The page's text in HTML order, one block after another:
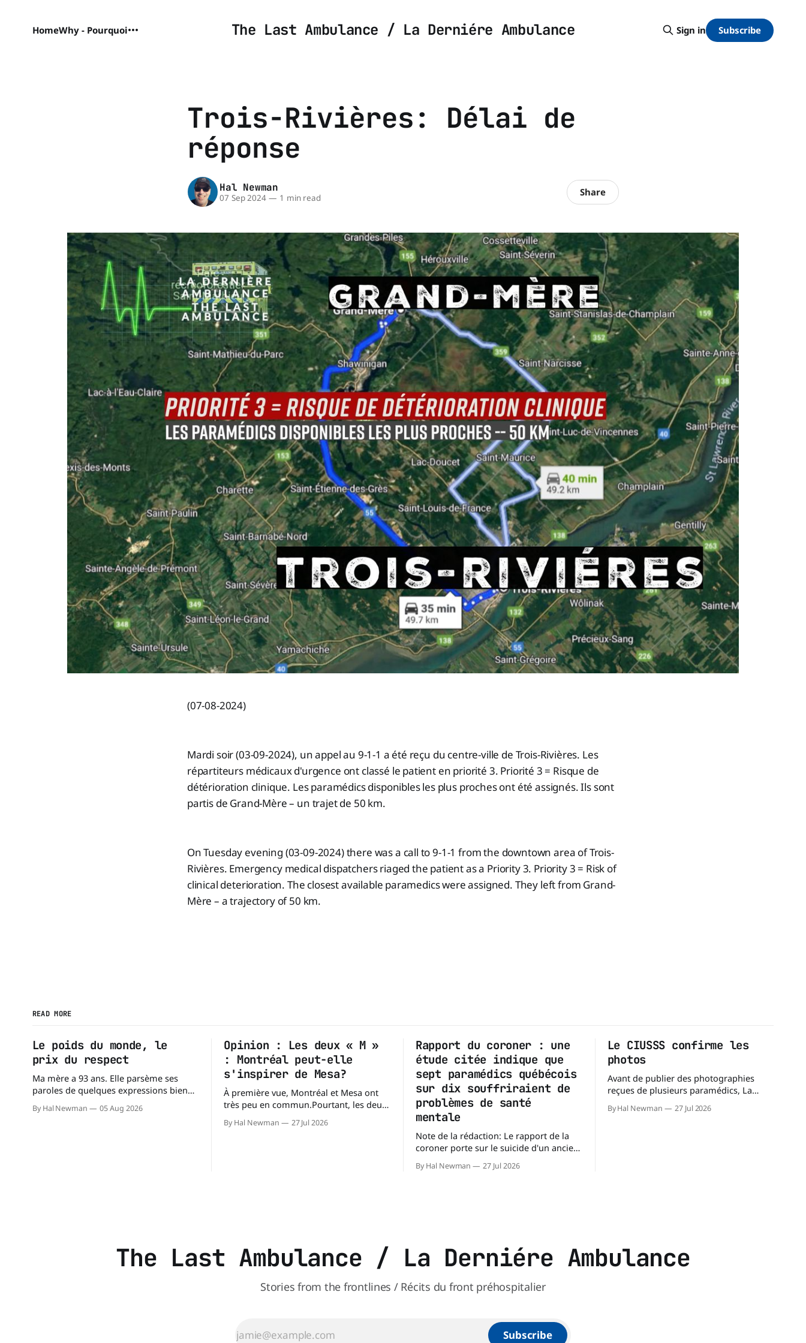
The Last Ambulance / La Derniére Ambulance
HomeWhy - Pourquoi Sign in Subscribe
Trois-Rivières: Délai de
réponse
Hal Newman
07 Sep 2024 — 1 min read Share
(07-08-2024)
Mardi soir (03-09-2024), un appel au 9-1-1 a été reçu du centre-ville de Trois-Rivières. Les
répartiteurs médicaux d'urgence ont classé le patient en priorité 3. Priorité 3 = Risque de
détérioration clinique. Les paramédics disponibles les plus proches ont été assignés. Ils sont
partis de Grand-Mère – un trajet de 50 km.
On Tuesday evening (03-09-2024) there was a call to 9-1-1 from the downtown area of Trois-
Rivières. Emergency medical dispatchers riaged the patient as a Priority 3. Priority 3 = Risk of
clinical deterioration. The closest available paramedics were assigned. They left from Grand-
Mère – a trajectory of 50 km.
READ MORE
Le poids du monde, le
prix du respect
Ma mère a 93 ans. Elle parsème ses
paroles de quelques expressions bien
À chacun son mishegoss. » Mishegoss
By Hal Newman 05 Aug 2026
Opinion : Les deux « M »
: Montréal peut-elle
s'inspirer de Mesa?
À première vue, Montréal et Mesa ont
très peu en commun.Pourtant, les deux
comparables. Mesa, en Arizona, couvre
By Hal Newman 27 Jul 2026
Rapport du coroner : une
étude citée indique que
sept paramédics québécois
sur dix souffriraient de
problèmes de santé
mentale
Note de la rédaction: Le rapport de la
coroner porte sur le suicide d'un ancien
circonstances ayant mené à cette
By Hal Newman 27 Jul 2026
Le CIUSSS confirme les
photos
Avant de publier des photographies
reçues de plusieurs paramédics, La
CIUSSS du Nord-de-l'Île-de-Montréal de
By Hal Newman 27 Jul 2026
The Last Ambulance / La Derniére Ambulance
Stories from the frontlines / Récits du front préhospitalier
Subscribe